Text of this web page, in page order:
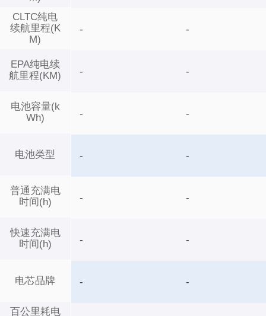
CLTC纯电
续航里程(K
M)
EPA纯电续
航里程(KM)
电池容量(k
Wh)
电池类型
普通充满电
时间(h)
快速充满电
时间(h)
电芯品牌
百公里耗电
- -
- -
- -
- -
- -
- -
- -